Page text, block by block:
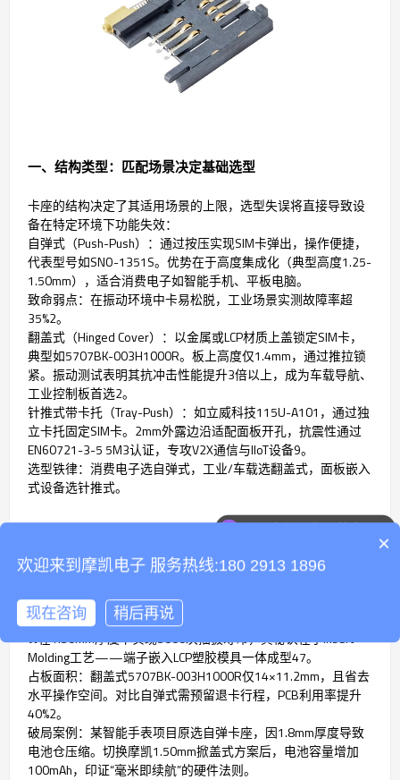
一、结构类型：匹配场景决定基础选型
卡座的结构决定了其适用场景的上限，选型失误将直接导致设
备在特定环境下功能失效：
自弹式（Push-Push）：通过按压实现SIM卡弹出，操作便捷，
代表型号如SNO-1351S。优势在于高度集成化（典型高度1.25-
1.50mm），适合消费电子如智能手机、平板电脑。
致命弱点：在振动环境中卡易松脱，工业场景实测故障率超
35%2。
翻盖式（Hinged Cover）：以金属或LCP材质上盖锁定SIM卡，
典型如5707BK-003H1000R。板上高度仅1.4mm，通过推拉锁
紧。振动测试表明其抗冲击性能提升3倍以上，成为车载导航、
工业控制板首选2。
针推式带卡托（Tray-Push）：如立威科技115U-A101，通过独
立卡托固定SIM卡。2mm外露边沿适配面板开孔，抗震性通过
EN60721-3-5 5M3认证，专攻V2X通信与IIoT设备9。
选型铁律：消费电子选自弹式，工业/车载选翻盖式，面板嵌入
式设备选针推式。
厚度维度：行业已进入1.25mm时代。JAE Electronics的SF72系
列以1.25mm高度占据技术高地，而摩凯电子NS150-T1150-01-
W在1.50mm厚度下实现5000次插拔寿命，其秘诀在于Insert
Molding工艺——端子嵌入LCP塑胶模具一体成型47。
占板面积：翻盖式5707BK-003H1000R仅14×11.2mm，且省去
水平操作空间。对比自弹式需预留退卡行程，PCB利用率提升
40%2。
破局案例：某智能手表项目原选自弹卡座，因1.8mm厚度导致
电池仓压缩。切换摩凯1.50mm掀盖式方案后，电池容量增加
100mAh，印证“毫米即续航”的硬件法则。
可以介绍下你们的产品么
×
欢迎来到摩凯电子 服务热线:180 2913 1896
现在咨询 稍后再说